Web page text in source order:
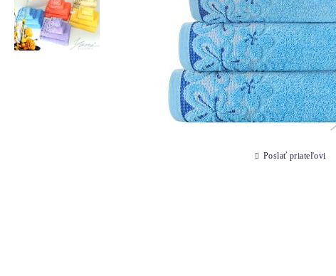
Poslať priateľovi